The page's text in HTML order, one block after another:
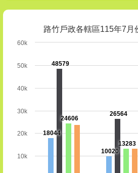
路竹戶政各轄區115年7月
18044
10020
48579
26564
24606
13283
10k
20k
30k
40k
50k
60k